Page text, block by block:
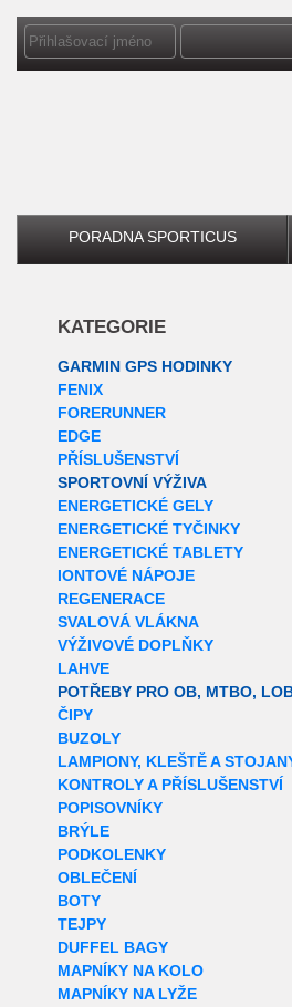
PORADNA SPORTICUS
KATEGORIE
GARMIN GPS HODINKY
FENIX
FORERUNNER
EDGE
PŘÍSLUŠENSTVÍ
SPORTOVNÍ VÝŽIVA
ENERGETICKÉ GELY
ENERGETICKÉ TYČINKY
ENERGETICKÉ TABLETY
IONTOVÉ NÁPOJE
REGENERACE
SVALOVÁ VLÁKNA
VÝŽIVOVÉ DOPLŇKY
LAHVE
POTŘEBY PRO OB, MTBO,
ČIPY
BUZOLY
LAMPIONY, KLEŠTĚ A
KONTROLY A PŘÍSLUŠENSTVÍ
POPISOVNÍKY
BRÝLE
PODKOLENKY
OBLEČENÍ
BOTY
TEJPY
DUFFEL BAGY
MAPNÍKY NA KOLO
MAPNÍKY NA LYŽE